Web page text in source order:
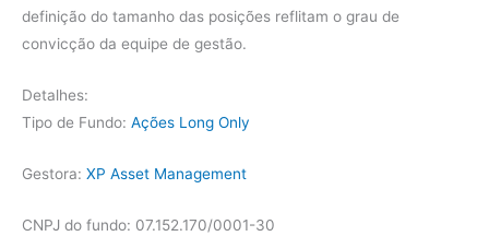
definição do tamanho das posições reflitam o grau de
convicção da equipe de gestão.
Detalhes:
Tipo de Fundo: Ações Long Only
Gestora: XP Asset Management
CNPJ do fundo: 07.152.170/0001-30